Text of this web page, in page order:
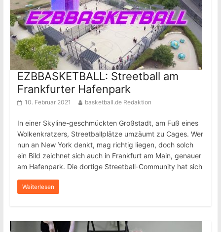
EZBBASKETBALL: Streetball am
Frankfurter Hafenpark
10. Februar 2021 basketball.de Redaktion
In einer Skyline-geschmückten Großstadt, am Fuß eines
Wolkenkratzers, Streetballplätze umzäumt zu Cages. Wer
nun an New York denkt, mag richtig liegen, doch solch
ein Bild zeichnet sich auch in Frankfurt am Main, genauer
am Hafenpark. Die dortige Streetball-Community hat sich
Weiterlesen